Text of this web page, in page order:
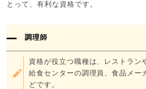
とって、有利な資格です。
調理師
資格が役立つ職種は、レストラン
給食センターの調理員、食品メー
どです。